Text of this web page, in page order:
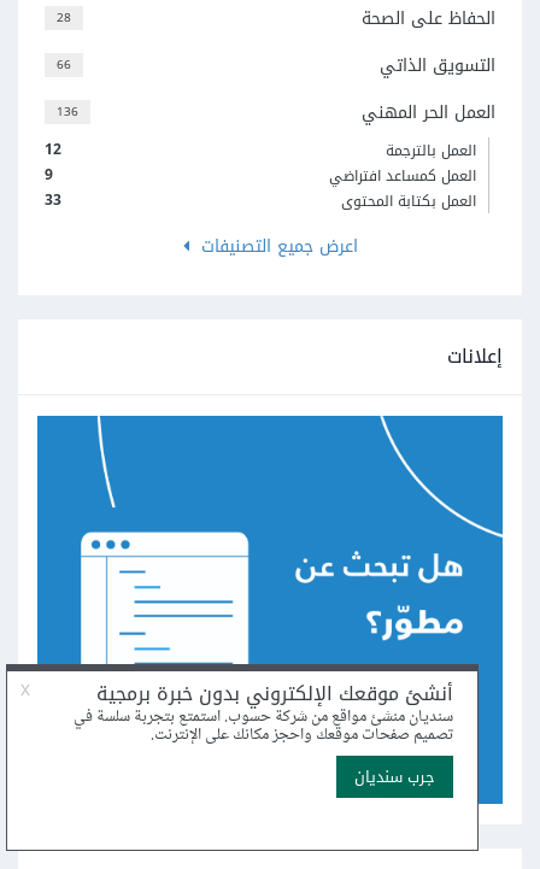
28 الحفاظ على الصحة
66 التسويق الذاتي
136 العمل الحر المهني
12
العمل بالترجمة
9
العمل كمساعد افتراضي
33
العمل بكتابة المحتوى
اعرض جميع التصنيفات
إعلانات